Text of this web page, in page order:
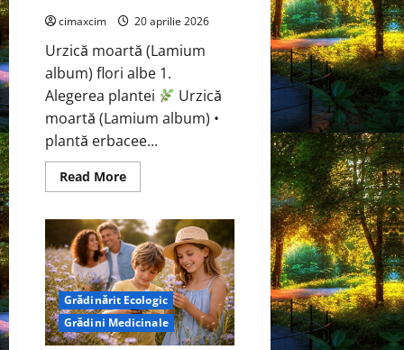
captare
carbonului
cimaxcim 20 aprilie 2026
Urzică moartă (Lamium
album) flori albe 1.
Alegerea plantei
Urzică
moartă (Lamium album) •
plantă erbacee...
Read MoreRead
more
moartă
(Lamium
album)
flori
albe
,Urzică
moartă
galbenă
(Lamium
galeobdolon)
Grădinărit Ecologic
Grădini Medicinale